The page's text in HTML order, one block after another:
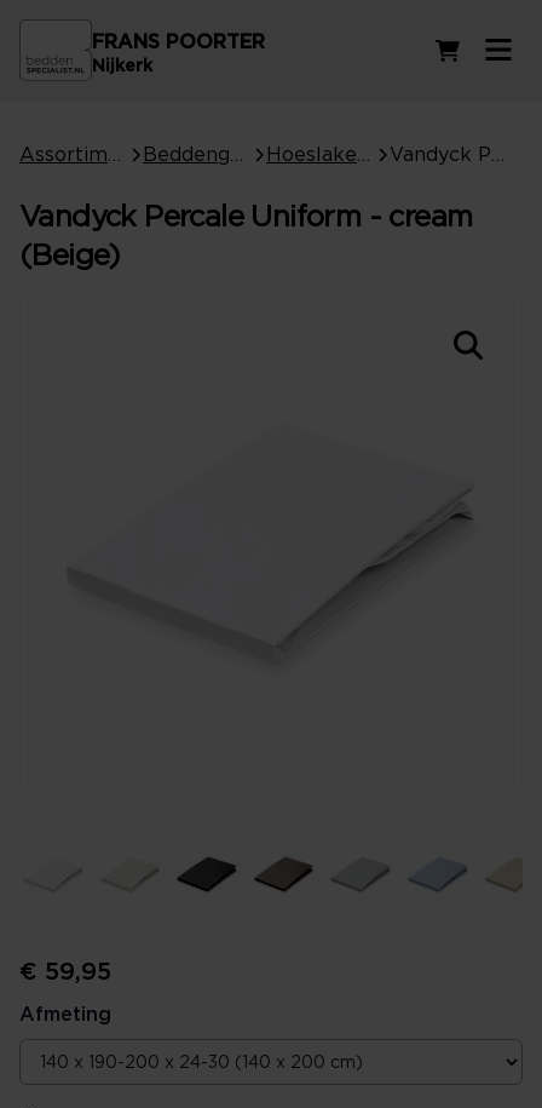
FRANS POORTER
Nijkerk
Vandyck Percale Uniform - cream
(Beige)
€ 59,95
Afmeting